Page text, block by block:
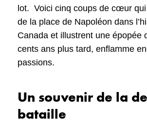
lot. Voici cinq coups de cœur
de la place de Napoléon dans
Canada et illustrent une épopée
cents ans plus tard, enflamme
passions.
Un souvenir de la
bataille